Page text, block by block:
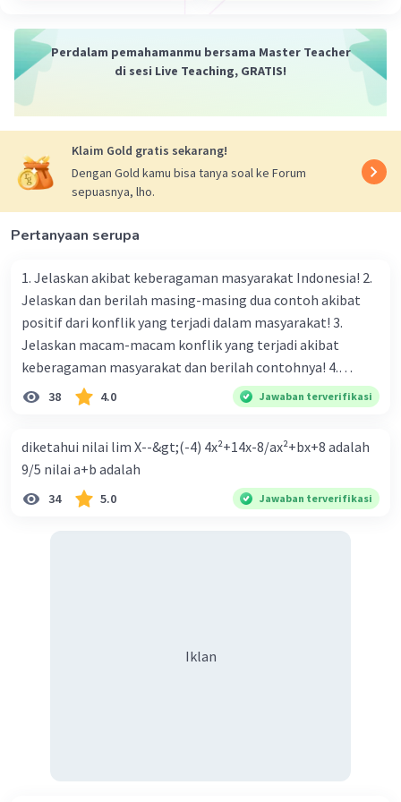
dalam Bahasa inggris Aljabar disebut Algebra.
Beri Rating·0.0(0) Balas
Level 51
14 April 2024 13:05
aljabar adalah matematika.bener kaannn
Perdalam pemahamanmu bersama Master Teacher
di sesi Live Teaching, GRATIS!
Klaim Gold gratis sekarang!
Dengan Gold kamu bisa tanya soal ke Forum
sepuasnya, lho.
Pertanyaan serupa
1. Jelaskan akibat keberagaman masyarakat Indonesia! 2.
Jelaskan dan berilah masing-masing dua contoh akibat
positif dari konflik yang terjadi dalam masyarakat! 3.
Jelaskan macam-macam konflik yang terjadi akibat
keberagaman masyarakat dan berilah contohnya! 4.
Mengapa dalam masyarakat yang memiliki keberagaman
bahasa, dan budaya. Berdasarkan pernyataan tersebut,
apa yang dapat kalian lakukan untuk menjaga
keberagaman supaya terhindar dari konflik?
38 4.0 Jawaban terverifikasi
diketahui nilai lim X--&gt;(-4) 4x²+14x-8/ax²+bx+8 adalah
9/5 nilai a+b adalah
34 5.0 Jawaban terverifikasi
Iklan